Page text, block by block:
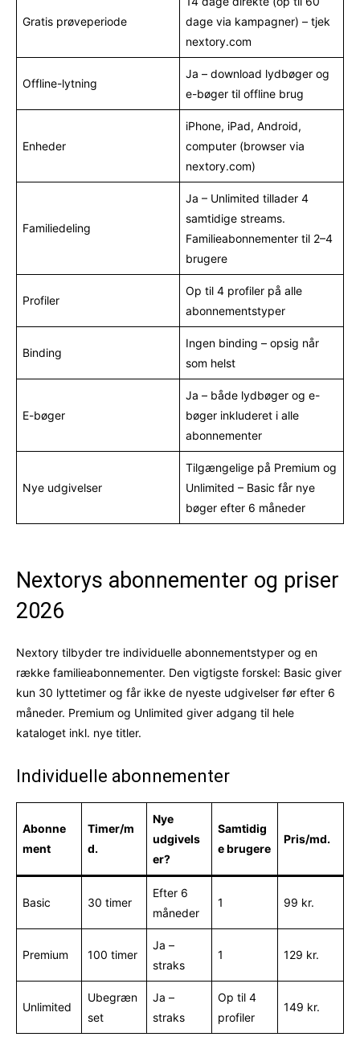
Gratis prøveperiode
dage via kampagner) – tjek
nextory.com
Offline-lytning
Ja – download lydbøger og
e-bøger til offline brug
Enheder
iPhone, iPad, Android,
computer (browser via
nextory.com)
Familiedeling
Ja – Unlimited tillader 4
samtidige streams.
Familieabonnementer til 2–4
brugere
Profiler
Op til 4 profiler på alle
abonnementstyper
Binding
Ingen binding – opsig når
som helst
E-bøger
Ja – både lydbøger og e-
bøger inkluderet i alle
abonnementer
Nye udgivelser
Tilgængelige på Premium og
Unlimited – Basic får nye
bøger efter 6 måneder
Nextorys abonnementer og priser
2026
Nextory tilbyder tre individuelle abonnementstyper og en
række familieabonnementer. Den vigtigste forskel: Basic giver
kun 30 lyttetimer og får ikke de nyeste udgivelser før efter 6
måneder. Premium og Unlimited giver adgang til hele
kataloget inkl. nye titler.
Individuelle abonnementer
Abonne
ment
Timer/m
d.
Nye
udgivels
er?
Samtidig
e brugere
Pris/md.
Basic 30 timer
Efter 6
måneder
1 99 kr.
Premium 100 timer
Ja –
straks
1 129 kr.
Unlimited
Ubegræn
set
Ja –
straks
Op til 4
profiler
149 kr.